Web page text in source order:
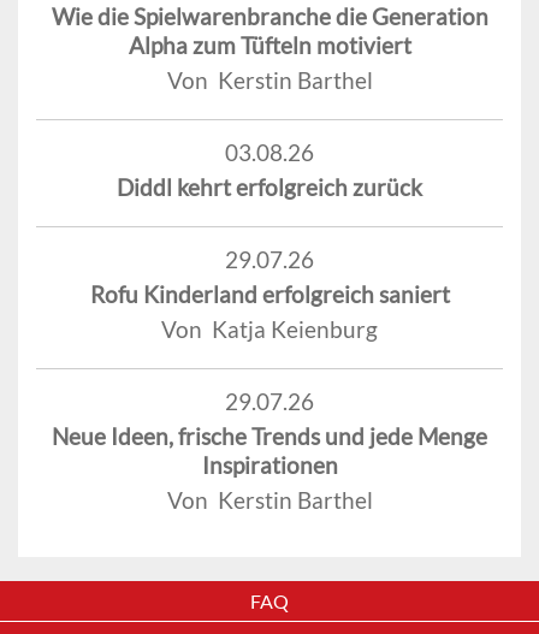
Wie die Spielwarenbranche die Generation
Alpha zum Tüfteln motiviert
Von Kerstin Barthel
03.08.26
Diddl kehrt erfolgreich zurück
29.07.26
Rofu Kinderland erfolgreich saniert
Von Katja Keienburg
29.07.26
Neue Ideen, frische Trends und jede Menge
Inspirationen
Von Kerstin Barthel
FAQ